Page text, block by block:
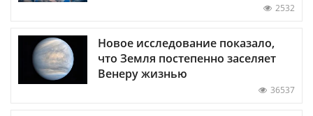
2532
Новое исследование показало,
что Земля постепенно заселяет
Венеру жизнью
36537